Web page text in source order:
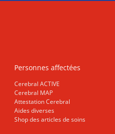
Personnes affectées
Cerebral ACTIVE
Cerebral MAP
Attestation Cerebral
Aides diverses
Shop des articles de soins